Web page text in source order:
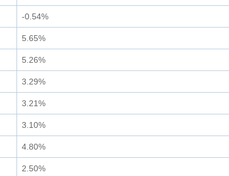
-0.54%
5.65%
5.26%
3.29%
3.21%
3.10%
4.80%
2.50%